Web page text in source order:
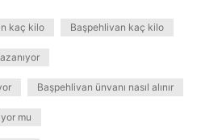
kaç kilo Başpehlivan kaç kilo
Başpehlivan ünvanı nasıl alınır
mu